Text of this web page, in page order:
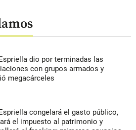
dio por terminadas las
con grupos armados y
megacárceles
congelará el gasto público,
el impuesto al patrimonio y